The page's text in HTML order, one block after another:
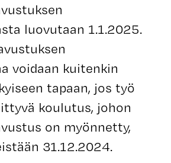
luovutaan 1.1.2025.
voidaan kuitenkin
tapaan, jos työ
koulutus, johon
on myönnetty,
31.12.2024.